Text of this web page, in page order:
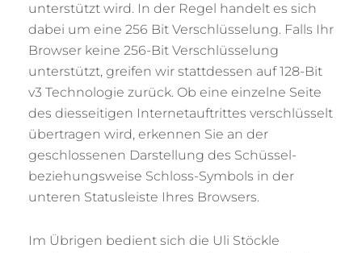
unterstützt wird. In der Regel handelt es sich
dabei um eine 256 Bit Verschlüsselung. Falls Ihr
Browser keine 256-Bit Verschlüsselung
unterstützt, greifen wir stattdessen auf 128-Bit
v3 Technologie zurück. Ob eine einzelne Seite
des diesseitigen Internetauftrittes verschlüsselt
übertragen wird, erkennen Sie an der
geschlossenen Darstellung des Schüssel-
beziehungsweise Schloss-Symbols in der
unteren Statusleiste Ihres Browsers.
Im Übrigen bedient sich die Uli Stöckle